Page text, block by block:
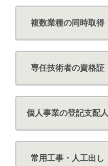
複数業種の同時取得
専任技術者の資格証
個人事業の登記支配人
常用工事・人工出し